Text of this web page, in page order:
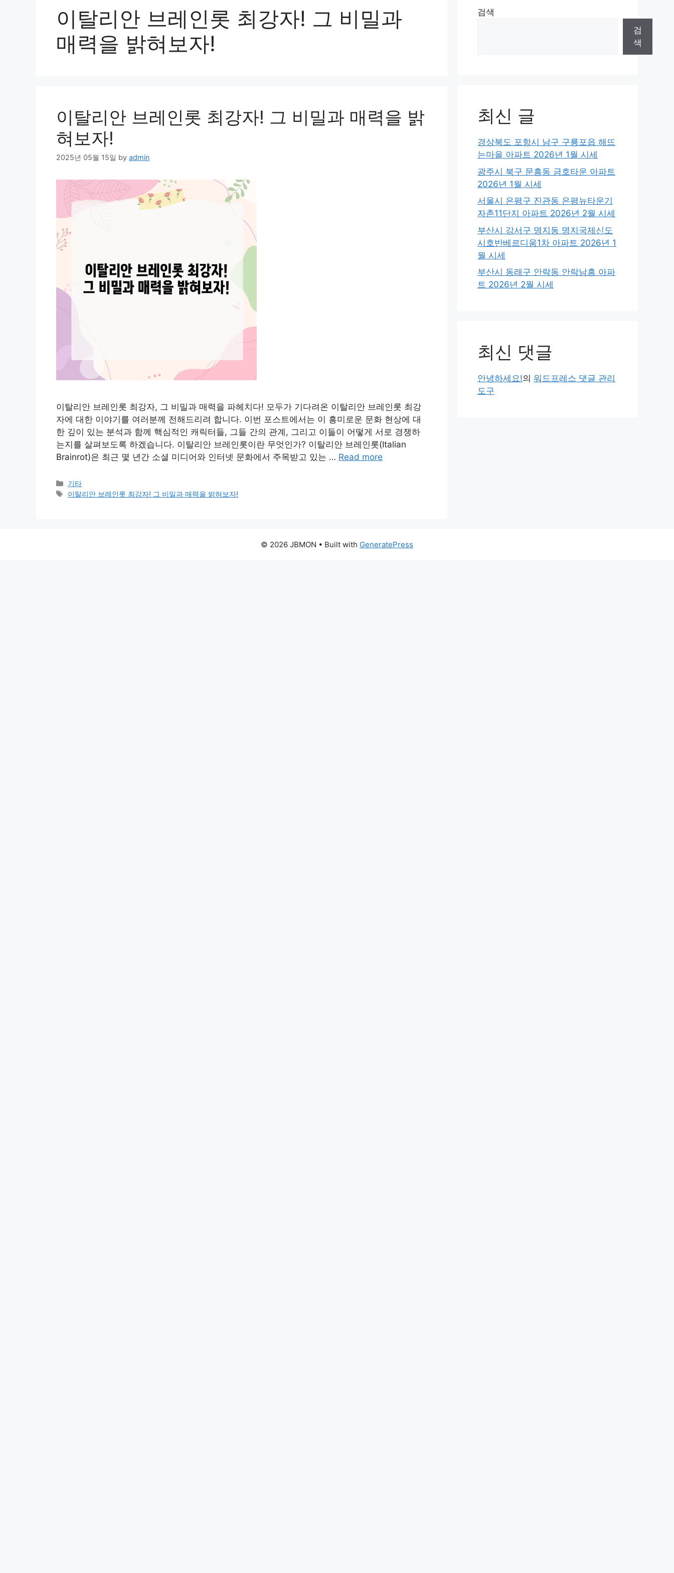
이탈리안 브레인롯 최강자! 그 비밀과
매력을 밝혀보자!
이탈리안 브레인롯 최강자! 그 비밀과 매력을 밝
혀보자!
2025년 05월 15일 by admin
이탈리안 브레인롯 최강자, 그 비밀과 매력을 파헤치다! 모두가 기다려온 이탈리안 브레인롯 최강
자에 대한 이야기를 여러분께 전해드리려 합니다. 이번 포스트에서는 이 흥미로운 문화 현상에 대
한 깊이 있는 분석과 함께 핵심적인 캐릭터들, 그들 간의 관계, 그리고 이들이 어떻게 서로 경쟁하
는지를 살펴보도록 하겠습니다. 이탈리안 브레인롯이란 무엇인가? 이탈리안 브레인롯(Italian
Brainrot)은 최근 몇 년간 소셜 미디어와 인터넷 문화에서 주목받고 있는 … Read more
Categories
기타
Tags
이탈리안 브레인롯 최강자! 그 비밀과 매력을 밝혀보자!
검색
검
색
최신 글
경상북도 포항시 남구 구룡포읍 해뜨
는마을 아파트 2026년 1월 시세
광주시 북구 문흥동 금호타운 아파트
2026년 1월 시세
서울시 은평구 진관동 은평뉴타운기
자촌11단지 아파트 2026년 2월 시세
부산시 강서구 명지동 명지국제신도
시호반베르디움1차 아파트 2026년 1
월 시세
부산시 동래구 안락동 안락남흥 아파
트 2026년 2월 시세
최신 댓글
안녕하세요!의 워드프레스 댓글 관리
도구
© 2026 JBMON • Built with GeneratePress